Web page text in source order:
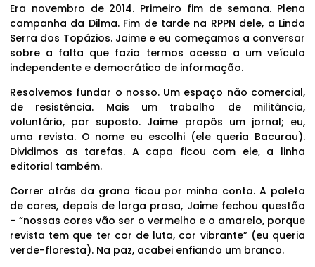
Era novembro de 2014. Primeiro fim de semana. Plena
campanha da Dilma. Fim de tarde na RPPN dele, a Linda
Serra dos Topázios. Jaime e eu começamos a conversar
sobre a falta que fazia termos acesso a um veículo
independente e democrático de informação.
Resolvemos fundar o nosso. Um espaço não comercial,
de resistência. Mais um trabalho de militância,
voluntário, por suposto. Jaime propôs um jornal; eu,
uma revista. O nome eu escolhi (ele queria Bacurau).
Dividimos as tarefas. A capa ficou com ele, a linha
editorial também.
Correr atrás da grana ficou por minha conta. A paleta
de cores, depois de larga prosa, Jaime fechou questão
– “nossas cores vão ser o vermelho e o amarelo, porque
revista tem que ter cor de luta, cor vibrante” (eu queria
verde-floresta). Na paz, acabei enfiando um branco.